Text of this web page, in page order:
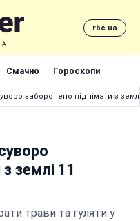
rbc.ua
Смачно Гороскопи
заборонено піднімати з
землі 11
трави та гуляти у